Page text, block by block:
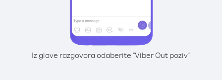
Iz glave razgovora odaberite "Viber Out poziv"